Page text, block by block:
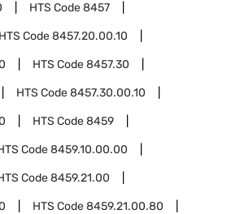
HTS Code8457
HTS Code8457.20.00.10
HTS Code8457.30
HTS Code8457.30.00.10
HTS Code8459
Code8459.10.00.00
Code8459.21.00
HTS Code8459.21.00.80